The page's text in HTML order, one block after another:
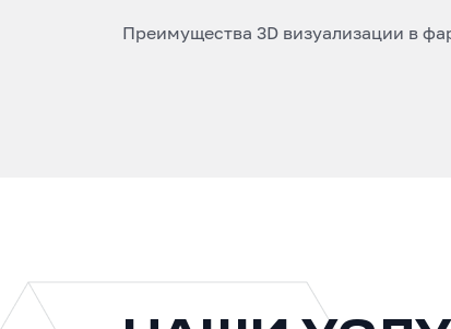
Преимущества 3D визуализации в